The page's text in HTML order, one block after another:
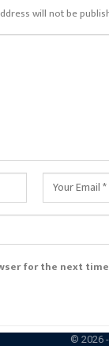
will not be
for the next
© 2026